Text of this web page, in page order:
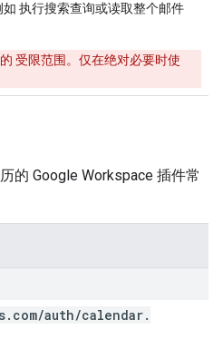
执行搜索查询或读取整个邮件
受限范围。仅在绝对必要时使
的 Google Workspace 插件常
. com/auth/calendar.